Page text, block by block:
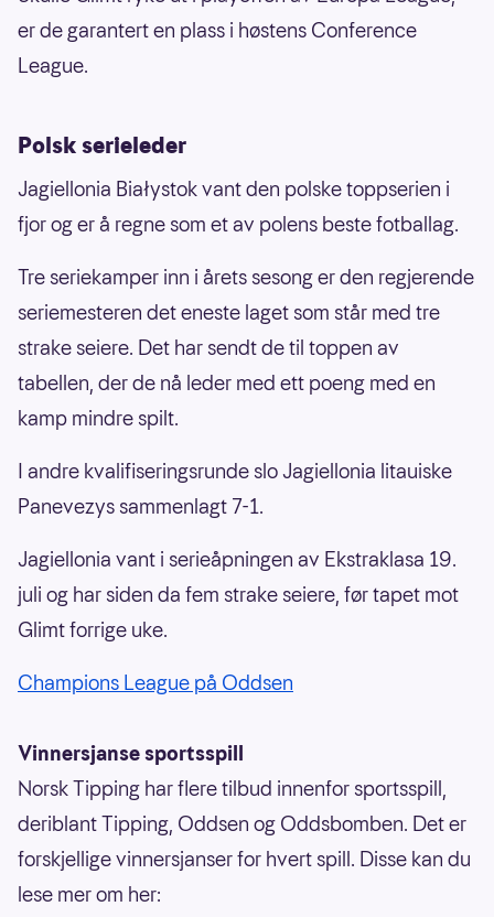
er de garantert en plass i høstens Conference
League.
Polsk serieleder
Jagiellonia Białystok vant den polske toppserien i
fjor og er å regne som et av polens beste fotballag.
Tre seriekamper inn i årets sesong er den regjerende
seriemesteren det eneste laget som står med tre
strake seiere. Det har sendt de til toppen av
tabellen, der de nå leder med ett poeng med en
kamp mindre spilt.
I andre kvalifiseringsrunde slo Jagiellonia litauiske
Panevezys sammenlagt 7-1.
Jagiellonia vant i serieåpningen av Ekstraklasa 19.
juli og har siden da fem strake seiere, før tapet mot
Glimt forrige uke.
Champions League på Oddsen
Vinnersjanse sportsspill
Norsk Tipping har flere tilbud innenfor sportsspill,
deriblant Tipping, Oddsen og Oddsbomben. Det er
forskjellige vinnersjanser for hvert spill. Disse kan du
lese mer om her: